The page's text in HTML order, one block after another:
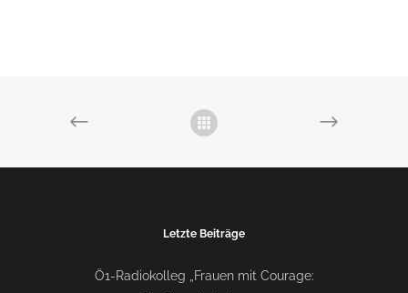
Letzte Beiträge
Ö1-Radiokolleg „Frauen mit Courage: